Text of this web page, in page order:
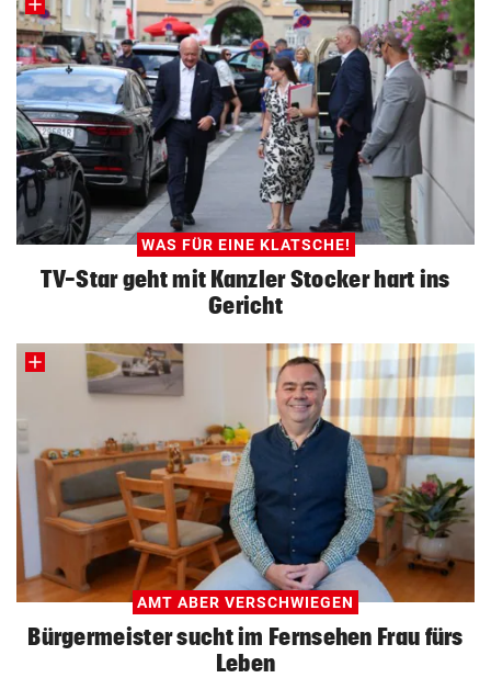
WAS FÜR EINE KLATSCHE!
TV-Star geht mit Kanzler Stocker hart ins
Gericht
AMT ABER VERSCHWIEGEN
Bürgermeister sucht im Fernsehen Frau fürs
Leben